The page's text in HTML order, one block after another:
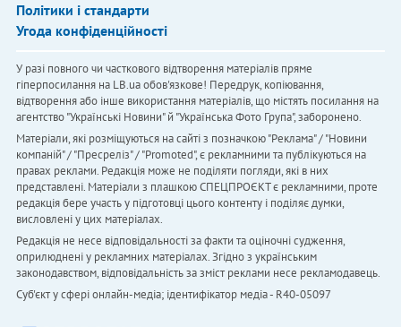
Політики і стандарти
Угода конфіденційності
У разі повного чи часткового відтворення матеріалів пряме
гіперпосилання на LB.ua обов'язкове! Передрук, копіювання,
відтворення або інше використання матеріалів, що містять посилання на
агентство "Українськi Новини" й "Українська Фото Група", заборонено.
Матеріали, які розміщуються на сайті з позначкою "Реклама" / "Новини
компаній" / "Пресреліз" / "Promoted", є рекламними та публікуються на
правах реклами. Редакція може не поділяти погляди, які в них
представлені. Матеріали з плашкою СПЕЦПРОЄКТ є рекламними, проте
редакція бере участь у підготовці цього контенту і поділяє думки,
висловлені у цих матеріалах.
Редакція не несе відповідальності за факти та оціночні судження,
оприлюднені у рекламних матеріалах. Згідно з українським
законодавством, відповідальність за зміст реклами несе рекламодавець.
Cуб'єкт у сфері онлайн-медіа; ідентифікатор медіа - R40-05097